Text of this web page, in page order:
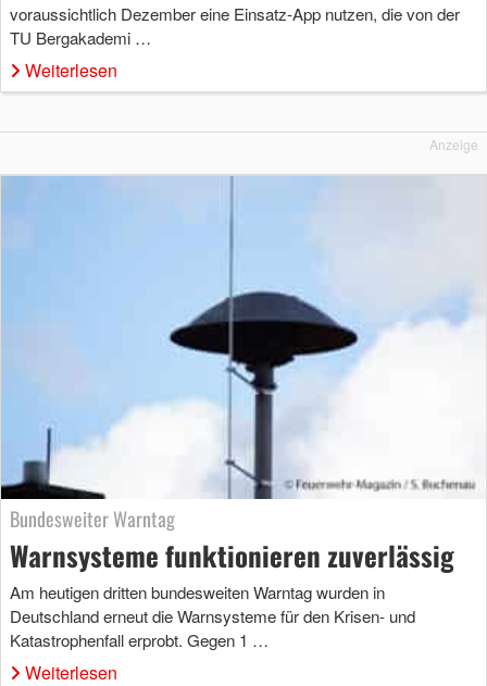
voraussichtlich Dezember eine Einsatz-App nutzen, die von der
TU Bergakademi …
Weiterlesen
Anzeige
Bundesweiter Warntag
Warnsysteme funktionieren zuverlässig
Am heutigen dritten bundesweiten Warntag wurden in
Deutschland erneut die Warnsysteme für den Krisen- und
Katastrophenfall erprobt. Gegen 1 …
Weiterlesen